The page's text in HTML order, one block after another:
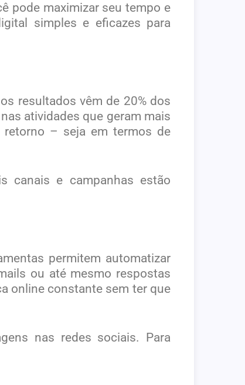
pode maximizar seu tempo e
simples e eficazes para
resultados vêm de 20% dos
atividades que geram mais
retorno – seja em termos de
canais e campanhas estão
permitem automatizar
ou até mesmo respostas
online constante sem ter que
nas redes sociais. Para